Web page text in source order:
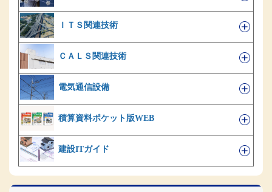
ＩＴＳ関連技術
ＣＡＬＳ関連技術
電気通信設備
積算資料ポケット版WEB
建設ITガイド